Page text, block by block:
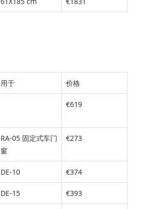
用于 价格
€619
RA-05 固定式车门
窗
€273
DE-10 €374
DE-15 €393